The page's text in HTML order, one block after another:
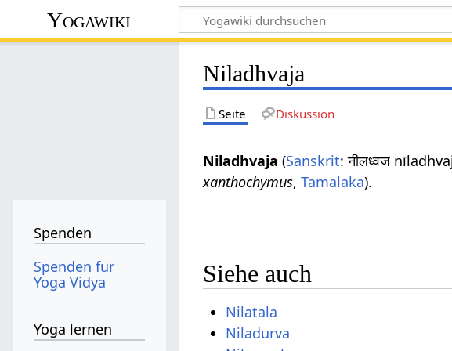
Yogawiki
Niladhvaja
Seite Diskussion
Niladhvaja (Sanskrit: नीलध्वज
xanthochymus,Tamalaka).
Siehe auch
Nilatala
Niladurva
Spenden
Spenden für
Yoga Vidya
Yoga lernen